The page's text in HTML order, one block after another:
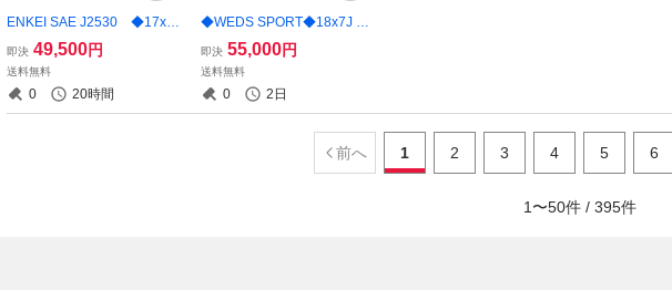
ENKEI SAE J2530 ◆17x7J
+45 5穴 100 中古アルミ ホイ
ール 4本 【宮城発 送料無
料】MYG-B16245
即決 49,500円
送料無料
0 20時間
◆WEDS SPORT◆18x7J +5
3 5穴 114.3 中古 アルミホイ
ール 4本価格【福島発 送料無
料】FUK-D12251★18インチ
即決 55,000円
送料無料
0 2日
前へ 1 2 3 4 5 6
1〜50件 / 395件